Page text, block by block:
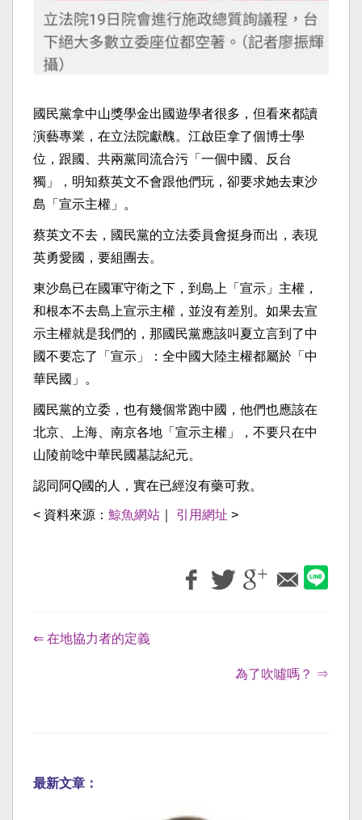
國民黨拿中山獎學金出國遊學者很多，但看來都讀
演藝專業，在立法院獻醜。江啟臣拿了個博士學
位，跟國、共兩黨同流合污「一個中國、反台
獨」，明知蔡英文不會跟他們玩，卻要求她去東沙
島「宣示主權」。
蔡英文不去，國民黨的立法委員會挺身而出，表現
英勇愛國，要組團去。
東沙島已在國軍守衛之下，到島上「宣示」主權，
和根本不去島上宣示主權，並沒有差別。如果去宣
示主權就是我們的，那國民黨應該叫夏立言到了中
國不要忘了「宣示」：全中國大陸主權都屬於「中
華民國」。
國民黨的立委，也有幾個常跑中國，他們也應該在
北京、上海、南京各地「宣示主權」，不要只在中
山陵前唸中華民國墓誌紀元。
認同阿Q國的人，實在已經沒有藥可救。
< 資料來源： 鯨魚網站 引用網址 >
⇐ 在地協力者的定義
為了吹噓嗎？ ⇒
最新文章：